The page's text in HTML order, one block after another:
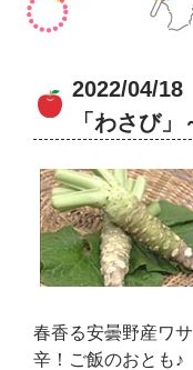
2022/04/
「わさび」
春香る安曇野産ワ
辛！ご飯のおとも♪